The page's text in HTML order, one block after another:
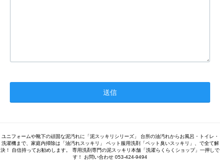
ユニフォームや靴下の頑固な泥汚れに「泥スッキリシリーズ」 台所の油汚れからお風呂・トイレ・
洗濯機まで、家庭内掃除は「油汚れスッキリ」 ペット服用洗剤「ペット臭いスッキリ」、で全て解
決！ 自信持ってお勧めします。 専用洗剤専門の泥スッキリ本舗「洗濯らくらくショップ」一押しで
す！ お問い合わせ 053-424-9494